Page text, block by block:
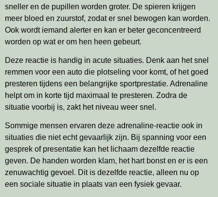
sneller en de pupillen worden groter. De spieren krijgen
meer bloed en zuurstof, zodat er snel bewogen kan worden.
Ook wordt iemand alerter en kan er beter geconcentreerd
worden op wat er om hen heen gebeurt.
Deze reactie is handig in acute situaties. Denk aan het snel
remmen voor een auto die plotseling voor komt, of het goed
presteren tijdens een belangrijke sportprestatie. Adrenaline
helpt om in korte tijd maximaal te presteren. Zodra de
situatie voorbij is, zakt het niveau weer snel.
Sommige mensen ervaren deze adrenaline-reactie ook in
situaties die niet echt gevaarlijk zijn. Bij spanning voor een
gesprek of presentatie kan het lichaam dezelfde reactie
geven. De handen worden klam, het hart bonst en er is een
zenuwachtig gevoel. Dit is dezelfde reactie, alleen nu op
een sociale situatie in plaats van een fysiek gevaar.